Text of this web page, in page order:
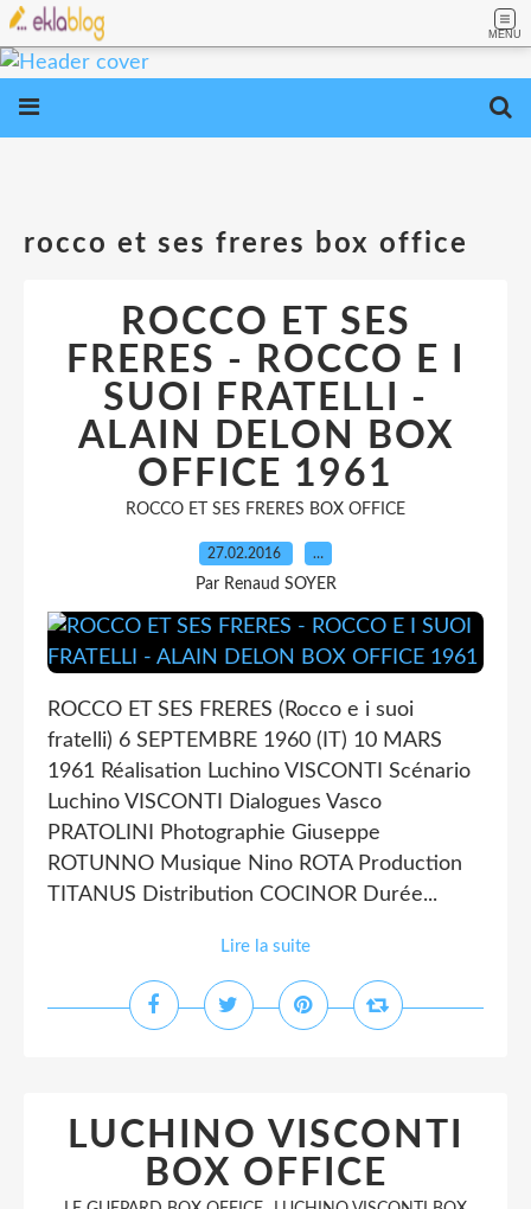
MENU
rocco et ses freres box office
ROCCO ET SES
FRERES - ROCCO E I
SUOI FRATELLI -
ALAIN DELON BOX
OFFICE 1961
ROCCO ET SES FRERES BOX OFFICE
27.02.2016 …
Par Renaud SOYER
ROCCO ET SES FRERES (Rocco e i suoi
fratelli) 6 SEPTEMBRE 1960 (IT) 10 MARS
1961 Réalisation Luchino VISCONTI Scénario
Luchino VISCONTI Dialogues Vasco
PRATOLINI Photographie Giuseppe
ROTUNNO Musique Nino ROTA Production
TITANUS Distribution COCINOR Durée...
Lire la suite
LUCHINO VISCONTI
BOX OFFICE